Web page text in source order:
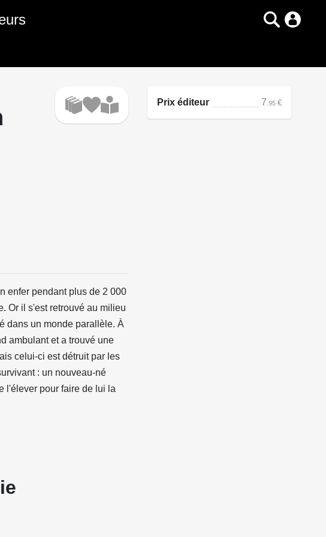
enfer pendant plus de 2 000
Or il s'est retrouvé au milieu
dans un monde parallèle. À
ambulant et a trouvé une
celui-ci est détruit par les
: un nouveau-né
l'élever pour faire de lui la
Prix éditeur 7 .95 €